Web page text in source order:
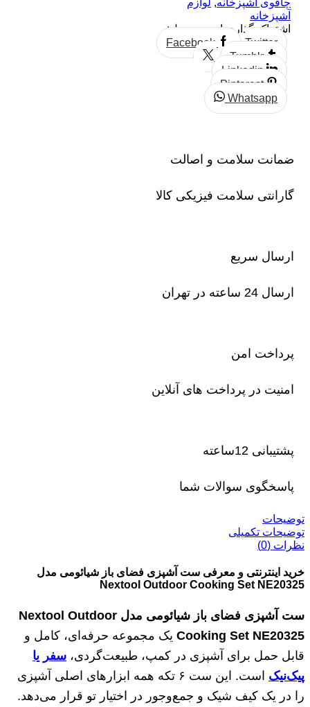
چاقوی آشپزخانه, لوازم
آشپزخانه
اشتراک گذاری این محصول:
Facebook
Twitter
Tumblr
Linkedin
Pinterest
Whatsapp
ضمانت سلامت و اصالت
گارانتی سلامت فیزیکی کالا
ارسال سریع
ارسال 24 ساعته در تهران
پرداخت امن
امنیت در پرداخت های آنلاین
پشتیبانی 12ساعته
پاسخگوی سوالات شما
توضیحات
توضیحات تکمیلی
نظرات (0)
خرید اینترنتی و معرفی ست آشپزی فضای باز شیائومی مدل
Nextool Outdoor Cooking Set NE20325
ست آشپزی فضای باز شیائومی مدل Nextool Outdoor
Cooking Set NE20325 یک مجموعه حرفه‌ای، کامل و
قابل حمل برای آشپزی در کمپ، طبیعت‌گردی، سفر یا
پیک‌نیک
است. این ست ۶ تکه همه ابزارهای اصلی آشپزی
را در یک کیف شیک و جمع‌وجور در اختیار تو قرار می‌دهد.